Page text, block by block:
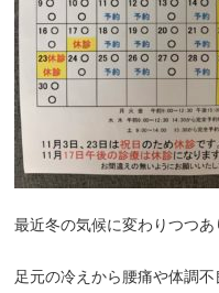
最近冬の気候に変わりつつあ
足元の冷えから腰痛や体調